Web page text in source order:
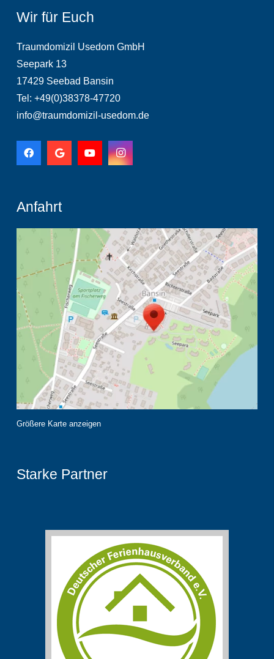
Wir für Euch
Traumdomizil Usedom GmbH
Seepark 13
17429 Seebad Bansin
Tel: +49(0)38378-47720
info@traumdomizil-usedom.de
Anfahrt
Größere Karte anzeigen
Starke Partner